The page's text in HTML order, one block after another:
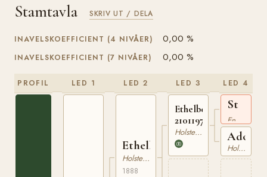
Stamtavla SKRIV UT / DELA
INAVELSKOEFFICIENT (4 NIVÅER) 0,00 %
INAVELSKOEFFICIENT (7 NIVÅER) 0,00 %
PROFIL LED 1 LED 2
Ethelbert
Holsteiner
1888
LED 3
Ethelbert
210119774
Holsteiner
LED 4
St
Fagans
xx
Holsteiner